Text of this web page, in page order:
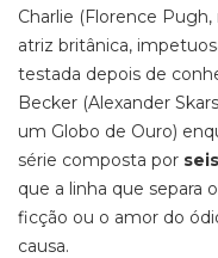
Charlie (Florence
atriz britânica,
testada depois de
Becker (Alexander
um Globo de Ouro)
série composta por
que a linha que separa
ficção ou o amor do
causa.